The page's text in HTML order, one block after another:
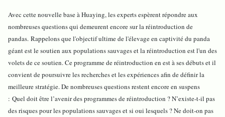
Avec cette nouvelle base à Huaying, les experts espèrent répondre aux
nombreuses questions qui demeurent encore sur la réintroduction de
pandas. Rappelons que l'objectif ultime de l'élevage en captivité du panda
géant est le soutien aux populations sauvages et la réintroduction est l'un des
volets de ce soutien. Ce programme de réintroduction en est à ses débuts et il
convient de poursuivre les recherches et les expériences afin de définir la
meilleure stratégie. De nombreuses questions restent encore en suspens
: Quel doit être l’avenir des programmes de réintroduction ? N’existe-t-il pas
des risques pour les populations sauvages et si oui lesquels ? Ne doit-on pas